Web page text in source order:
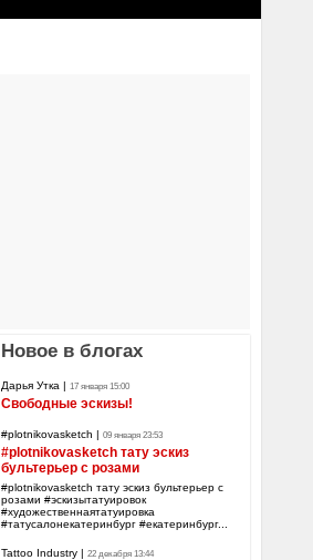
Новое в блогах
Дарья Утка | 17 января 15:00
Свободные эскизы!
#plotnikovasketch | 09 января 23:53
#plotnikovasketch тату эскиз
бультерьер с розами
#plotnikovasketch тату эскиз бультерьер с
розами #эскизытатуировок
#художественнаятатуировка
#татусалонекатеринбург #екатеринбург...
Tattoo Industry| 22 декабря 13:44